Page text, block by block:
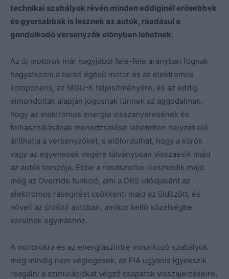
technikai szabályok révén minden eddiginél erősebbek
és gyorsabbak is lesznek az autók, ráadásul a
gondolkodó versenyzők előnyben lehetnek.
Az új motorok már nagyjából fele-fele arányban fognak
hagyatkozni a belső égésű motor és az elektromos
komponens, az MGU-K teljesítményére, és az eddig
elmondottak alapján jogosnak tűnnek az aggodalmak,
hogy az elektromos energia visszanyerésének és
felhasználásának menedzselése lehetetlen helyzet elé
állíthatja a versenyzőket, s előfordulhat, hogy a körök
vagy az egyenesek végére látványosan visszaesik majd
az autók tempója. Ebbe a rendszerbe illeszkedik majd
még az Override funkció, ami a DRS utódjaként az
elektromos rásegítést csökkenti majd az üldözött, és
növeli az üldöző autóban, amikor kellő közelségbe
kerülnek egymáshoz.
A motorokra és az energiaszintre vonatkozó szabályok
még mindig nem véglegesek, az FIA ugyanis igyekszik
reagálni a szimulációkat végző csapatok visszajelzéseire,